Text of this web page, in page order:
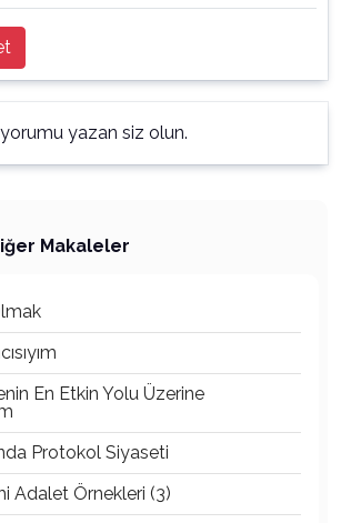
yazan siz olun.
Makaleler
En Etkin Yolu Üzerine
Protokol Siyaseti
Adalet Örnekleri (3)